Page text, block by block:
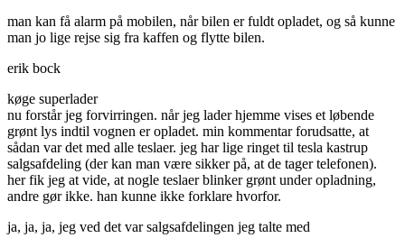
man kan få alarm på mobilen, når bilen er fuldt opladet, og så kunne
man jo lige rejse sig fra kaffen og flytte bilen.
erik bock
køge superlader
nu forstår jeg forvirringen. når jeg lader hjemme vises et løbende
grønt lys indtil vognen er opladet. min kommentar forudsatte, at
sådan var det med alle teslaer. jeg har lige ringet til tesla kastrup
salgsafdeling (der kan man være sikker på, at de tager telefonen).
her fik jeg at vide, at nogle teslaer blinker grønt under opladning,
andre gør ikke. han kunne ikke forklare hvorfor.
ja, ja, ja, jeg ved det var salgsafdelingen jeg talte med